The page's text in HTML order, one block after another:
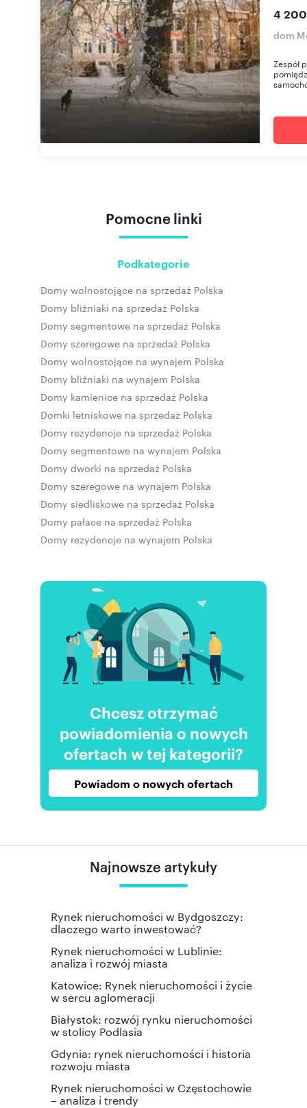
4
dom
Zespół
Pomocne linki
Podkategorie
Domy wolnostojące na sprzedaż Polska
Domy bliźniaki na sprzedaż Polska
Domy segmentowe na sprzedaż Polska
Domy szeregowe na sprzedaż Polska
Domy wolnostojące na wynajem Polska
Domy bliźniaki na wynajem Polska
Domy kamienice na sprzedaż Polska
Domki letniskowe na sprzedaż Polska
Domy rezydencje na sprzedaż Polska
Domy segmentowe na wynajem Polska
Domy dworki na sprzedaż Polska
Domy szeregowe na wynajem Polska
Domy siedliskowe na sprzedaż Polska
Domy pałace na sprzedaż Polska
Domy rezydencje na wynajem Polska
Chcesz otrzymać
powiadomienia o nowych
ofertach w tej kategorii?
Powiadom o nowych ofertach
Najnowsze artykuły
Rynek nieruchomości w Bydgoszczy:
dlaczego warto inwestować?
Rynek nieruchomości w Lublinie:
analiza i rozwój miasta
Katowice: Rynek nieruchomości i życie
w sercu aglomeracji
Białystok: rozwój rynku nieruchomości
w stolicy Podlasia
Gdynia: rynek nieruchomości i historia
rozwoju miasta
Rynek nieruchomości w Częstochowie
– analiza i trendy